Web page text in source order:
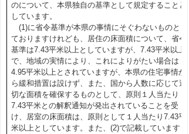
のについて、本県独自の基準として規定することと
しています。
(1)に省令基準が本県の事情にそぐわないものとし
ておりますけれども、居住の床面積について、省令
基準は7.43平米以上としていますが、7.43平米以上
で、地域の実情により、これによりがたい場合は
4.95平米以上とされていますが、本県の住宅事情か
ら緩和措置は設けず、また、国から人数に応じて適
切な面積を確保するものとして、原則１人当たり
7.43平米との解釈通知が発出されていることを受
け、居室の床面積は、原則として１人当たり7.43平
米以上としています。また、(2)で記載しています